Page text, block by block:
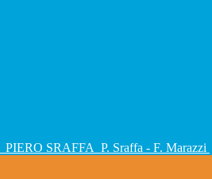
PIERO SRAFFA P. Sraffa - F. Marazzi